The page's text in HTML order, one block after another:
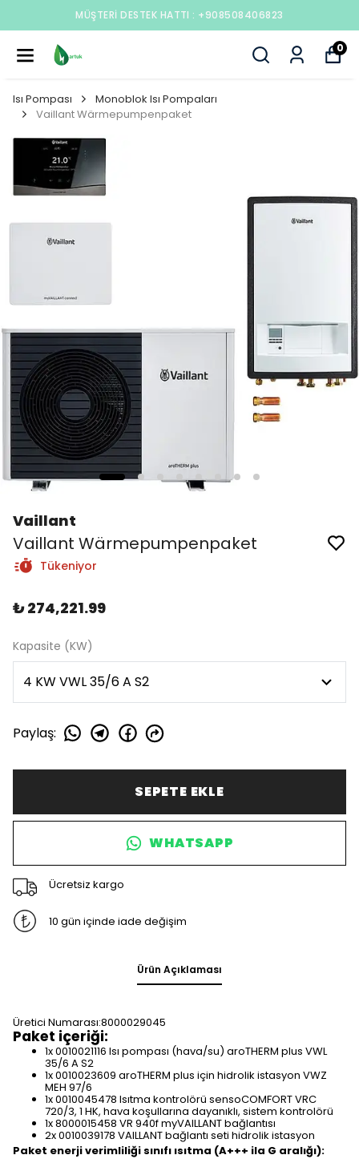
MÜŞTERI DESTEK HATTI : +908508406823
0
Isı Pompası
Monoblok Isı Pompaları
Vaillant Wärmepumpenpaket
Vaillant
Vaillant Wärmepumpenpaket
Tükeniyor
₺ 274,221.99
Kapasite (KW)
Paylaş:
SEPETE EKLE
WHATSAPP
Ücretsiz kargo
10 gün içinde iade değişim
Ürün Açıklaması
Üretici Numarası:8000029045
Paket içeriği:
1x 0010021116 Isı pompası (hava/su) aroTHERM plus VWL
35/6 A S2
1x 0010023609 aroTHERM plus için hidrolik istasyon VWZ
MEH 97/6
1x 0010045478 Isıtma kontrolörü sensoCOMFORT VRC
720/3, 1 HK, hava koşullarına dayanıklı, sistem kontrolörü
1x 8000015458 VR 940f myVAILLANT bağlantısı
2x 0010039178 VAILLANT bağlantı seti hidrolik istasyon
Paket enerji verimliliği sınıfı ısıtma (A+++ ila G aralığı):